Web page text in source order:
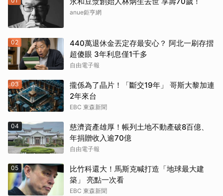
anue鉅亨網
02
440萬退休金丟定存最安心？ 阿北一刷存摺
超傻眼 3年利息僅1千多
自由電子報
03
攏係為了晶片！「斷交19年」 哥斯大黎加連
2年來台
EBC 東森新聞
04
慈濟資產雄厚！帳列土地不動產破8百億、
年捐贈收入逾70億
自由電子報
05
比竹科還大！馬斯克喊打造「地球最大建
築」 亮點一次看
EBC 東森新聞